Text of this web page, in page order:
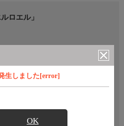
生しました[error]
OK
ロエル」